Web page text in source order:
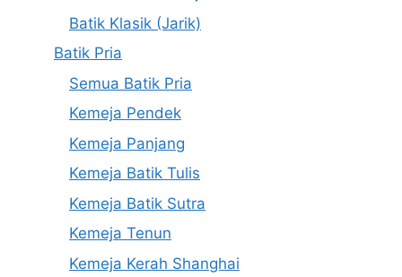
Batik Klasik (Jarik)
Batik Pria
Semua Batik Pria
Kemeja Pendek
Kemeja Panjang
Kemeja Batik Tulis
Kemeja Batik Sutra
Kemeja Tenun
Kemeja Kerah Shanghai